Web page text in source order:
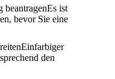
beantragenEs ist
bevor Sie eine
Einfarbiger
den